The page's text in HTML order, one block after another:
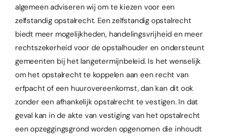
algemeen adviseren wij om te kiezen voor een
zelfstandig opstalrecht. Een zelfstandig opstalrecht
biedt meer mogelijkheden, handelingsvrijheid en meer
rechtszekerheid voor de opstalhouder en ondersteunt
gemeenten bij het langetermijnbeleid. Is het wenselijk
om het opstalrecht te koppelen aan een recht van
erfpacht of een huurovereenkomst, dan kan dit ook
zonder een afhankelijk opstalrecht te vestigen. In dat
geval kan in de akte van vestiging van het opstalrecht
een opzeggingsgrond worden opgenomen die inhoudt